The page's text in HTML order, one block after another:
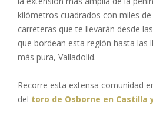
kilómetros cuadrados con miles
carreteras que te llevarán desde
que bordean esta región hasta las
más pura, Valladolid.
Recorre esta extensa comunidad
del toro de Osborne en Castilla